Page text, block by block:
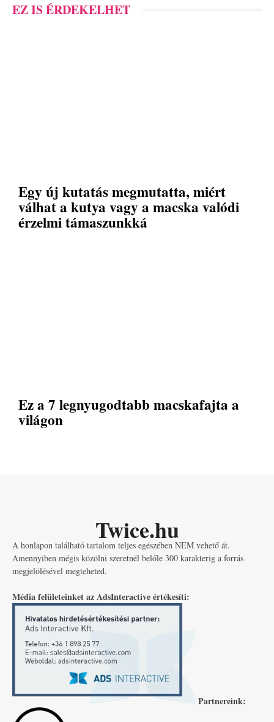
EZ IS ÉRDEKELHET
Egy új kutatás megmutatta, miért
válhat a kutya vagy a macska valódi
érzelmi támaszunkká
Ez a 7 legnyugodtabb macskafajta a
világon
Twice.hu
A honlapon található tartalom teljes egészében NEM vehető át.
Amennyiben mégis közölni szeretnél belőle 300 karakterig a forrás
megjelölésével megteheted.
Média felületeinket az AdsInteractive értékesíti:
Partnereink: